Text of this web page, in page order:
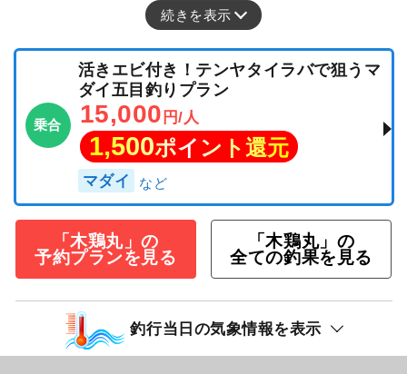
続きを表示
乗合
活きエビ付き！テンヤタイラバで狙うマ
ダイ五目釣りプラン
15,000 円/人
1,500ポイント還元
マダイ
「木鶏丸」の
予約プランを見る
「木鶏丸」の
全ての釣果を見る
釣行当日の気象情報を表示